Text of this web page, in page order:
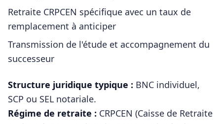
Retraite CRPCEN spécifique avec un taux de
remplacement à anticiper
Transmission de l'étude et accompagnement du
successeur
Structure juridique typique : BNC individuel,
SCP ou SEL notariale.
Régime de retraite : CRPCEN (Caisse de Retraite